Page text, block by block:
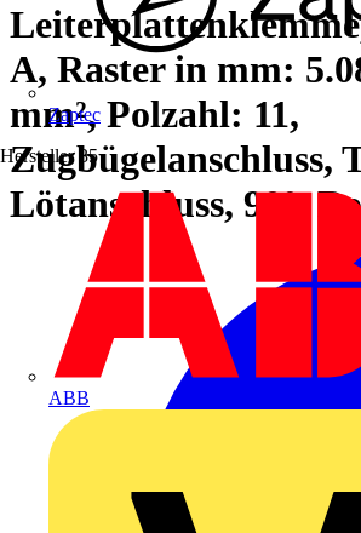
Zaptec
Hersteller 35
ABB
A, Raster in mm:
mm², Polzahl: 11,
Zugbügelanschluss,
Lötanschluss, 90°,